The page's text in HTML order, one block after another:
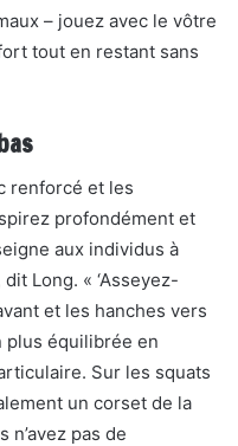
– jouez avec le vôtre
tout en restant sans
renforcé et les
profondément et
aux individus à
dit Long. « ‘Asseyez-
et les hanches vers
plus équilibrée en
Sur les squats
un corset de la
pas de